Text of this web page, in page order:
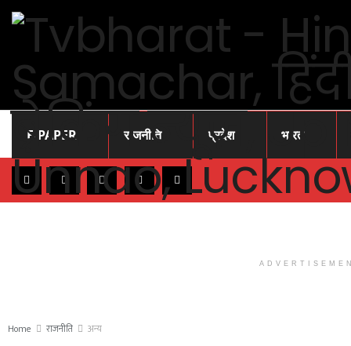
E-PAPER राजनीति प्रदेश भारत
Home राजनीति अन्य